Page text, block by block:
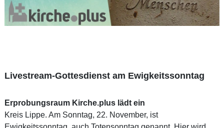
Livestream-Gottesdienst am Ewigkeitssonntag
Erprobungsraum Kirche.plus lädt ein
Kreis Lippe. Am Sonntag, 22. November, ist